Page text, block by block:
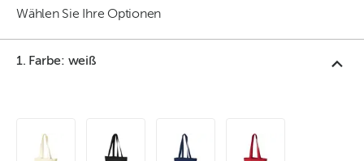
Wählen Sie Ihre Optionen
1. Farbe: weiß